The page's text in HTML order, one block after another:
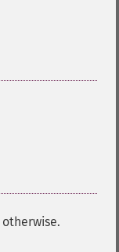
otherwise.